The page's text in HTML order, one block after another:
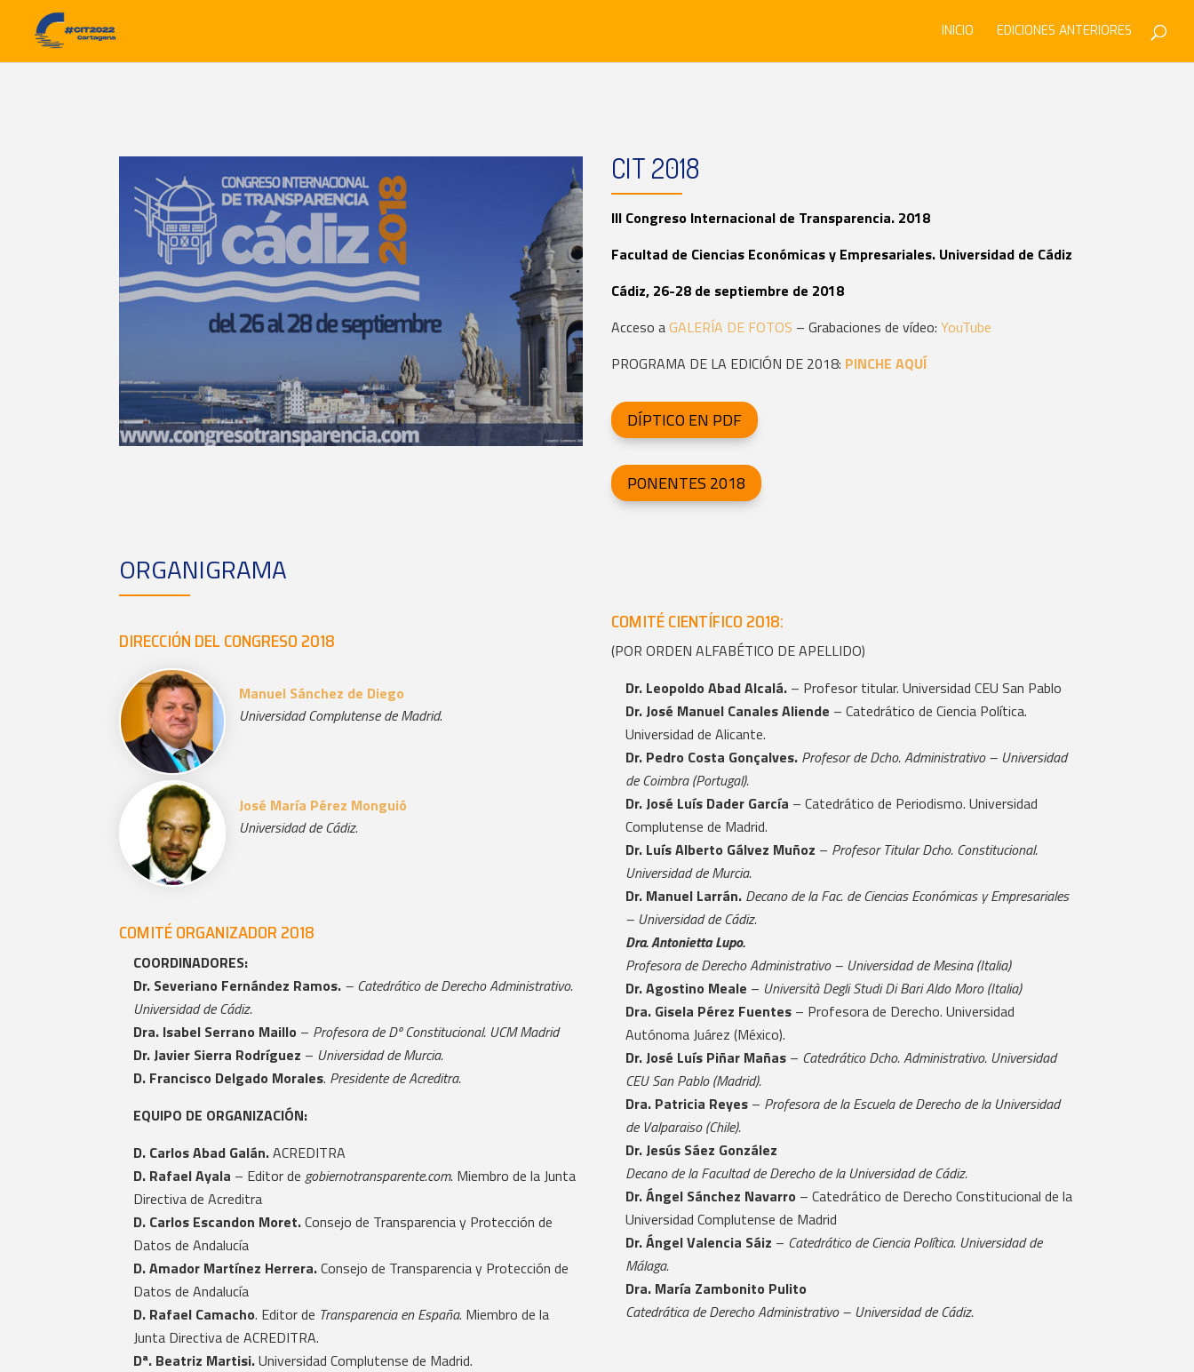
INICIO EDICIONES ANTERIORES
CIT 2018
III Congreso Internacional de Transparencia. 2018
Facultad de Ciencias Económicas y Empresariales. Universidad de Cádiz
Cádiz, 26-28 de septiembre de 2018
Acceso aGALERÍA DE FOTOS – Grabaciones de vídeo:YouTube
PROGRAMA DE LA EDICIÓN DE 2018: PINCHE AQUÍ
DÍPTICO EN PDF
PONENTES 2018
ORGANIGRAMA
DIRECCIÓN DEL CONGRESO 2018
Manuel Sánchez de Diego
Universidad Complutense de Madrid.
José María Pérez Monguió
Universidad de Cádiz.
COMITÉ ORGANIZADOR 2018
COORDINADORES:
Dr. Severiano Fernández Ramos. – Catedrático de Derecho Administrativo.
Universidad de Cádiz.
Dra. Isabel Serrano Maillo – Profesora de Dº Constitucional. UCM Madrid
Dr. Javier Sierra Rodríguez – Universidad de Murcia.
D. Francisco Delgado Morales. Presidente de Acreditra.
EQUIPO DE ORGANIZACIÓN:
D. Carlos Abad Galán.ACREDITRA
D. Rafael Ayala – Editor degobiernotransparente.com. Miembro de la Junta
Directiva de Acreditra
D. Carlos Escandon Moret.Consejo de Transparencia y Protección de
Datos de Andalucía
D. Amador Martínez Herrera.Consejo de Transparencia y Protección de
Datos de Andalucía
D. Rafael Camacho. Editor de Transparencia en España. Miembro de la
Junta Directiva de ACREDITRA.
Dª. Beatriz Martisi.Universidad Complutense de Madrid.
COMITÉ CIENTÍFICO 2018:
(POR ORDEN ALFABÉTICO DE APELLIDO)
Dr. Leopoldo Abad Alcalá. – Profesor titular. Universidad CEU San Pablo
Dr. José Manuel Canales Aliende – Catedrático de Ciencia Política.
Universidad de Alicante.
Dr. Pedro Costa Gonçalves. Profesor de Dcho. Administrativo – Universidad
de Coimbra (Portugal).
Dr. José Luís Dader García – Catedrático de Periodismo. Universidad
Complutense de Madrid.
Dr. Luís Alberto Gálvez Muñoz – Profesor Titular Dcho. Constitucional.
Universidad de Murcia.
Dr. Manuel Larrán. Decano de la Fac. de Ciencias Económicas y Empresariales
– Universidad de Cádiz.
Dra. Antonietta Lupo.
Profesora de Derecho Administrativo – Universidad de Mesina (Italia)
Dr. Agostino Meale – Università Degli Studi Di Bari Aldo Moro (Italia)
Dra. Gisela Pérez Fuentes – Profesora de Derecho. Universidad
Autónoma Juárez (México).
Dr. José Luís Piñar Mañas – Catedrático Dcho. Administrativo. Universidad
CEU San Pablo (Madrid).
Dra. Patricia Reyes – Profesora de la Escuela de Derecho de la Universidad
de Valparaiso (Chile).
Dr. Jesús Sáez González
Decano de la Facultad de Derecho de la Universidad de Cádiz.
Dr. Ángel Sánchez Navarro – Catedrático de Derecho Constitucional de la
Universidad Complutense de Madrid
Dr. Ángel Valencia Sáiz – Catedrático de Ciencia Política. Universidad de
Málaga.
Dra. María Zambonito Pulito
Catedrática de Derecho Administrativo – Universidad de Cádiz.